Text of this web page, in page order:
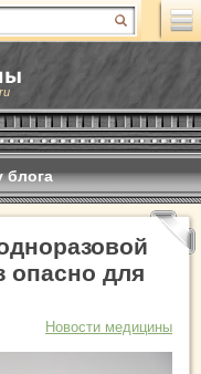
блога
опасно для
Новости медицины